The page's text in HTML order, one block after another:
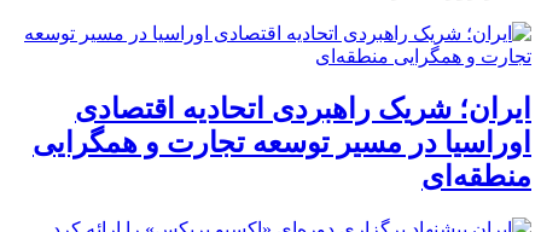
ایران؛ شریک راهبردی اتحادیه اقتصادی
اوراسیا در مسیر توسعه تجارت و همگرایی
منطقه‌ای